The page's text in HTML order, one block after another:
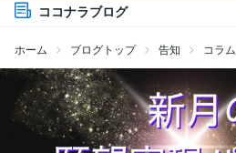
ココナラブログ
ホーム ブログトップ 告知 コラム